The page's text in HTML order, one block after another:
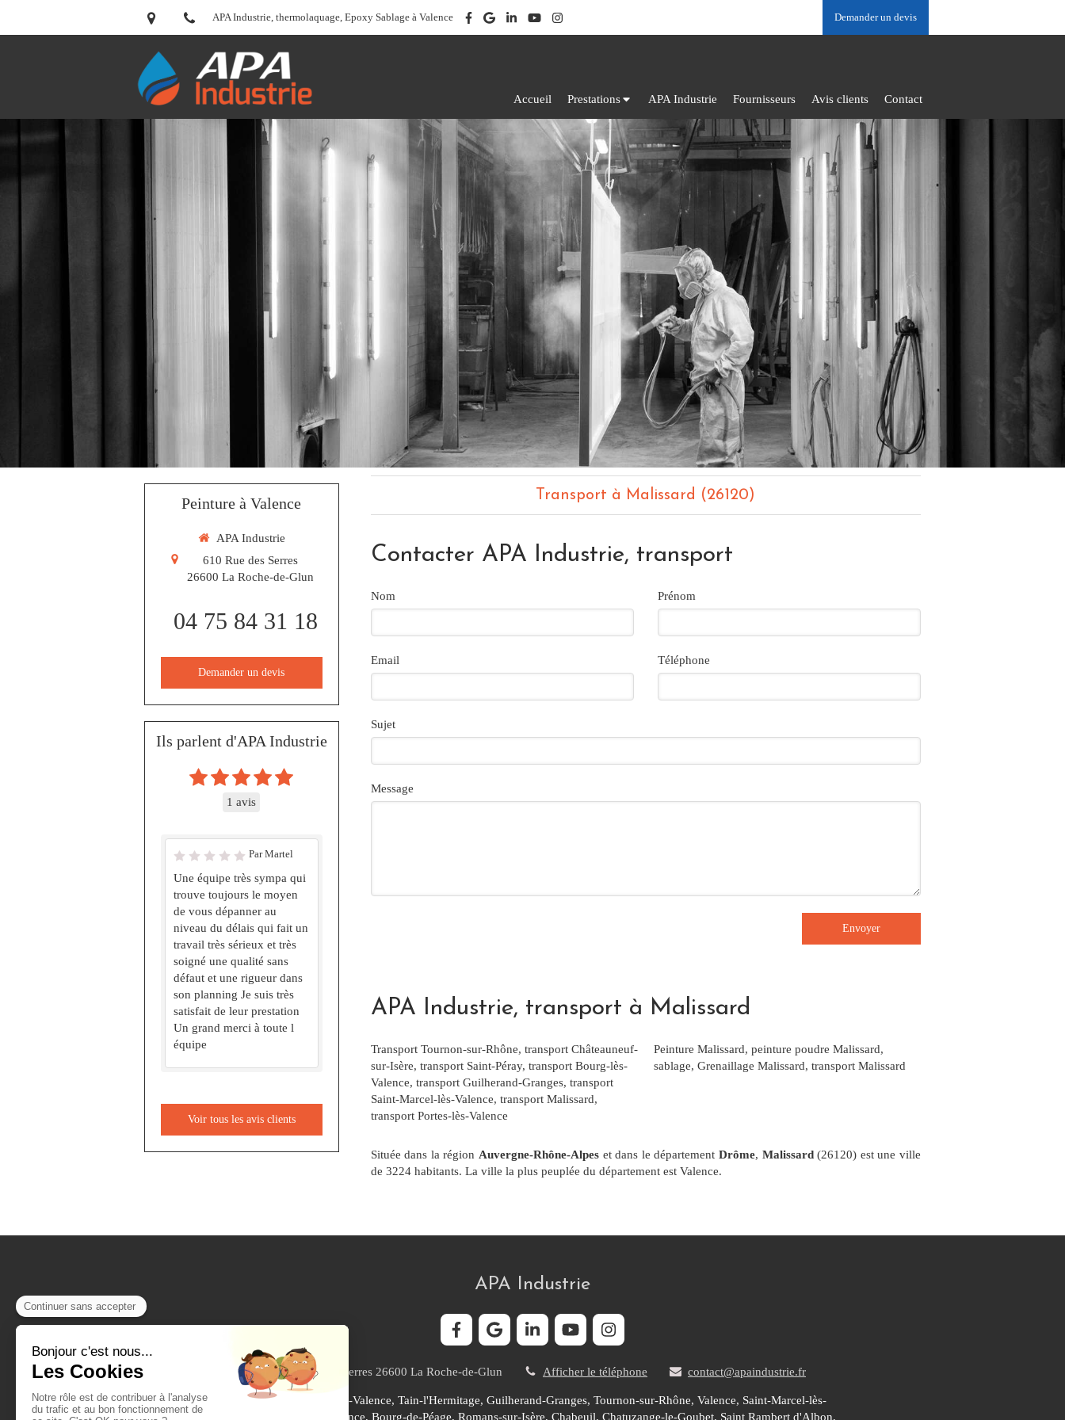
APA Industrie, thermolaquage, Epoxy Sablage à Valence Demander un devis
Accueil Prestations APA Industrie Fournisseurs Avis clients Contact
Transport à Malissard (26120)
Contacter APA Industrie, transport
Nom Prénom
Email Téléphone
Sujet
Message
Envoyer
APA Industrie, transport à Malissard
Transport Tournon-sur-Rhône, transport Châteauneuf-
sur-Isère, transport Saint-Péray, transport Bourg-lès-
Valence, transport Guilherand-Granges, transport
Saint-Marcel-lès-Valence, transport Malissard,
transport Portes-lès-Valence
Peinture Malissard, peinture poudre Malissard,
sablage, Grenaillage Malissard, transport Malissard
Située dans la région Auvergne-Rhône-Alpes et dans le département Drôme, Malissard(26120) est une ville
de 3224 habitants. La ville la plus peuplée du département est Valence.
Peinture à Valence
APA Industrie
610 Rue des Serres
26600 La Roche-de-Glun
04 75 84 31 18
Demander un devis
Ils parlent d'APA Industrie
1 avis
Par Martel
Une équipe très sympa qui
trouve toujours le moyen
de vous dépanner au
niveau du délais qui fait un
travail très sérieux et très
soigné une qualité sans
défaut et une rigueur dans
son planning Je suis très
satisfait de leur prestation
Un grand merci à toute l
équipe
Voir tous les avis clients
APA Industrie
610 Rue des Serres 26600 La Roche-de-Glun Afficher le téléphone contact@apaindustrie.fr
Saint-Péray, Bourg-lès-Valence, Tain-l'Hermitage, Guilherand-Granges, Tournon-sur-Rhône, Valence, Saint-Marcel-lès-
Valence, Portes-lès-Valence, Bourg-de-Péage, Romans-sur-Isère, Chabeuil, Chatuzange-le-Goubet, Saint Rambert d'Albon,